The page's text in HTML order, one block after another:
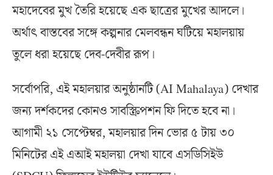
মহাদেবের মুখ তৈরি হয়েছে এক ছাত্রের মুখের আদলে।
অর্থাৎ বাস্তবের সঙ্গে কল্পনার মেলবন্ধন ঘটিয়ে মহালয়ায়
তুলে ধরা হয়েছে দেব-দেবীর রূপ।
সর্বোপরি, এই মহালয়ার অনুষ্ঠানটি (AI Mahalaya) দেখার
জন্য দর্শকদের কোনও সাবস্ক্রিপশন ফি দিতে হবে না।
আগামী ২১ সেপ্টেম্বর, মহালয়ার দিন ভোর ৫ টায় ৩০
মিনিটের এই এআই মহালয়া দেখা যাবে এসডিসিইউ